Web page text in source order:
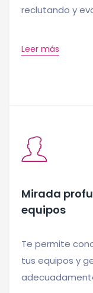
reclutando y
Leer más
Mirada
equipos
Te permite
tus equipos y